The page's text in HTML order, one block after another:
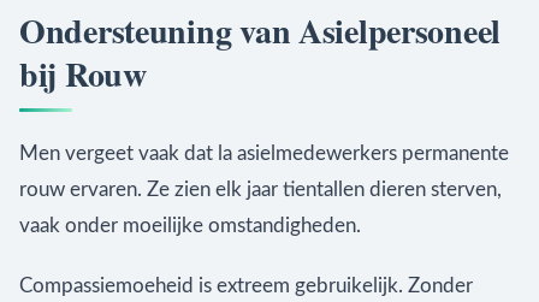
Ondersteuning van Asielpersoneel
bij Rouw
Men vergeet vaak dat la asielmedewerkers permanente
rouw ervaren. Ze zien elk jaar tientallen dieren sterven,
vaak onder moeilijke omstandigheden.
Compassiemoeheid is extreem gebruikelijk. Zonder